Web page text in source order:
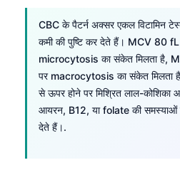
CBC के पैटर्न अक्सर एकल विटामिन
कमी की पुष्टि कर देते हैं। MCV 80
microcytosis का संकेत मिलता है,
पर macrocytosis का संकेत मिलता
से ऊपर होने पर मिश्रित लाल-
आयरन, B12, या folate की समस्याओं
देते हैं।.
ಕನ್ನಡ
മലയാളം
Bahasa Melayu
Tiếng Việt
Tagalog